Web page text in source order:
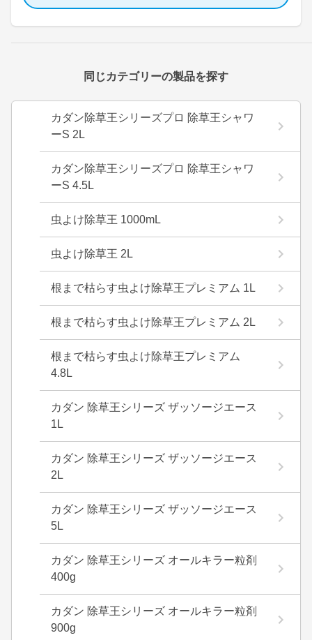
同じカテゴリーの製品を探す
カダン除草王シリーズプロ 除草王シャワ
ーS 2L
カダン除草王シリーズプロ 除草王シャワ
ーS 4.5L
虫よけ除草王 1000mL
虫よけ除草王 2L
根まで枯らす虫よけ除草王プレミアム 1L
根まで枯らす虫よけ除草王プレミアム 2L
根まで枯らす虫よけ除草王プレミアム
4.8L
カダン 除草王シリーズ ザッソージエース
1L
カダン 除草王シリーズ ザッソージエース
2L
カダン 除草王シリーズ ザッソージエース
5L
カダン 除草王シリーズ オールキラー粒剤
400g
カダン 除草王シリーズ オールキラー粒剤
900g